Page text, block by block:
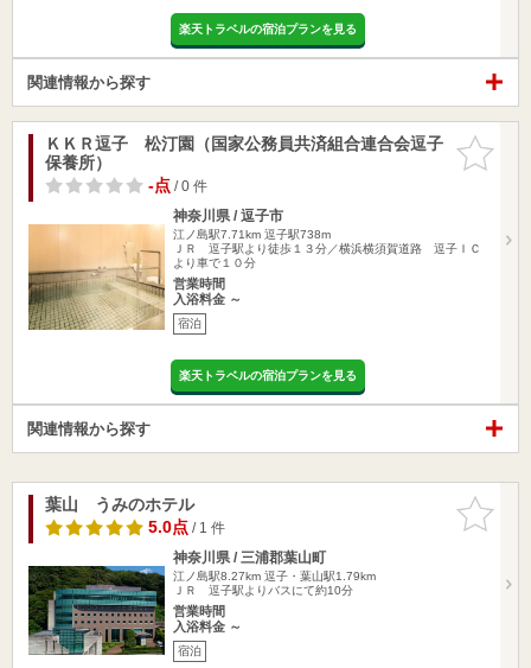
楽天トラベルの宿泊プランを見る
関連情報から探す
お気に入
りに追加
ＫＫＲ逗子 松汀園（国家公務員共済組合連合会逗子
保養所）
-点/ 0 件
神奈川県 / 逗子市
江ノ島駅7.71km 逗子駅738m
ＪＲ 逗子駅より徒歩１３分／横浜横須賀道路 逗子ＩＣ
より車で１０分
営業時間
入浴料金 ～
宿泊
楽天トラベルの宿泊プランを見る
関連情報から探す
お気に入
りに追加
葉山 うみのホテル
5.0点/ 1 件
神奈川県 / 三浦郡葉山町
江ノ島駅8.27km 逗子・葉山駅1.79km
ＪＲ 逗子駅よりバスにて約10分
営業時間
入浴料金 ～
宿泊